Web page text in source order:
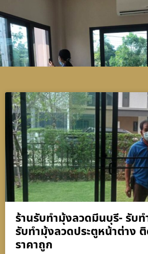
ร้านรับทำมุ้งลวดมีนบุรี- รับ
รับทำมุ้งลวดประตูหน้าต่าง
ราคาถูก